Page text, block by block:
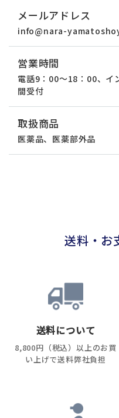
メールアドレス
info@nara-
営業時間
電話9：00～18：00、イ
間受付
取扱商品
医薬品、医薬部外品
送料・お
送料について
8,800円（税込）以上のお買
い上げで送料弊社負担